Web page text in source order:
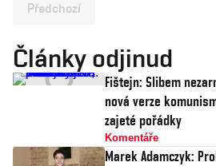
Předchozí
Články odjinud
Fištejn: Slibem
nová verze
zajeté pořádky
Komentáře
Marek Adamczyk: